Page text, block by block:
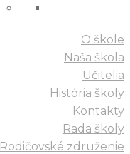
O škole
Naša škola
Učitelia
História školy
Kontakty
Rada školy
Rodičovské združenie